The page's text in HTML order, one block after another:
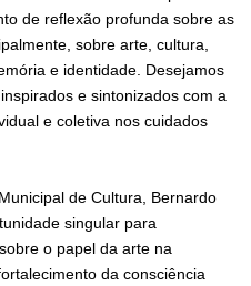
de reflexão profunda sobre as
sobre arte, cultura,
e identidade. Desejamos
e sintonizados com a
e coletiva nos cuidados
de Cultura, Bernardo
singular para
o papel da arte na
da consciência